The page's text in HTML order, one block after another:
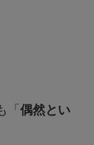
「 偶然とい